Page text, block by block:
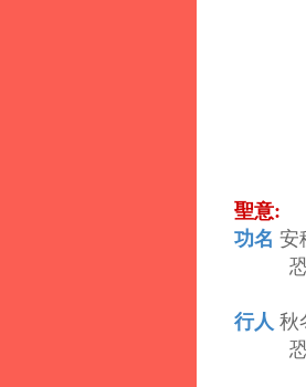
聖意:
功名
恐
行人
恐